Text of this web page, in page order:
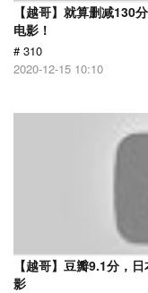
【越哥】就算删减130
电影！
# 310
2020-12-15 10:10
【越哥】豆瓣9.1分，
影